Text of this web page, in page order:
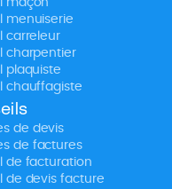
maçon
menuiserie
carreleur
charpentier
plaquiste
chauffagiste
de devis
de factures
de facturation
de devis facture